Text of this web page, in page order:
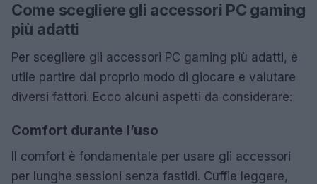
Come scegliere gli accessori PC gaming
più adatti
Per scegliere gli accessori PC gaming più adatti, è
utile partire dal proprio modo di giocare e valutare
diversi fattori. Ecco alcuni aspetti da considerare:
Comfort durante l’uso
Il comfort è fondamentale per usare gli accessori
per lunghe sessioni senza fastidi. Cuffie leggere,